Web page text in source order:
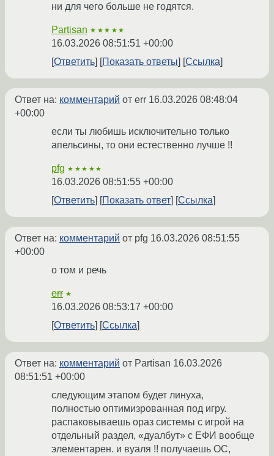
ни для чего больше не годятся.
Partisan ★★★★★
16.03.2026 08:51:51 +00:00
Ответить
Показать ответы Ссылка
Ответ на: комментарий от err 16.03.2026 08:48:04
+00:00
если ты любишь исключительно только
апельсины, то они естественно лучше !!
pfg ★★★★★
16.03.2026 08:51:55 +00:00
Ответить
Показать ответ Ссылка
Ответ на: комментарий от pfg 16.03.2026 08:51:55
+00:00
о том и речь
err ★
16.03.2026 08:53:17 +00:00
Ответить
Ссылка
Ответ на: комментарий от Partisan 16.03.2026
08:51:51 +00:00
следующим этапом будет линуха,
полностью оптимизрованная под игру.
распаковываешь ораз системы с игрой на
отдельный раздел, «дуалбут» с ЕФИ вообще
элементарен. и вуаля !! получаешь ОС,